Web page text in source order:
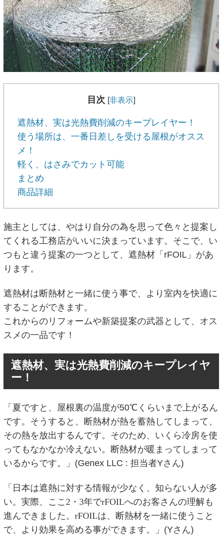
目次 [非表示]
遮熱材、実は光熱費削減のキープレイヤー！
使う場所は、一番日差しを受ける屋根がオスス
メ！
軽く、はさみでカット可能
まとめ
商品詳細
施主としては、やはり自分の為を思って色々と提案し
てくれる工務店がいいに決まっています。そこで、い
つもと違う提案の一つとして、遮熱材「rFOIL」があ
ります。
遮熱材は断熱材と一緒に使う事で、より室内を快適に
することができます。
これからのリフォームや新築提案の武器として、オス
スメの一品です！
遮熱材、実は光熱費削減のキープレイヤ
ー！
「夏ですと、屋根裏の温度が50℃くらいまで上がるん
です。そうすると、断熱材が熱を蓄熱してしまって、
その熱を放出するんです。そのため、いくら冷房を使
ってもなかなか冷えない。断熱材が暖まってしまって
いるからです。」(Genex LLC : 担当者Yさん)
「日本は遮熱に対する情報が少なく、知らない人が多
い。実際、ここ2 ・ 3年でrFOILへのお客さんの理解も
進んできました。 rFOILは、断熱材を一緒に使うこと
で、より効果を高める事ができます。」(Yさん)